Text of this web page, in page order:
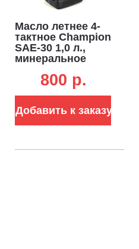
Масло летнее 4-
тактное Champion
SAE-30 1,0 л.,
минеральное
800 p.
Добавить к заказу